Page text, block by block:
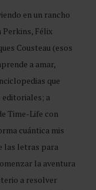
en un rancho
Félix
Cousteau (esos
a amar,
que
editoriales; a
Time-Life con
cuántica mis
las letras para
la aventura
a resolver